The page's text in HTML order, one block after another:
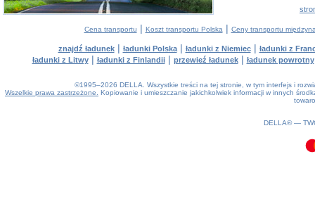
Cena transportu | Koszt transportu Polska | Ceny transportu
znajdź ładunek| ładunki Polska| ładunki z Niemiec| ładunki z
ładunki z Litwy| ładunki z Finlandii| przewieź ładunek| ładunek powrotny
©1995–2026 DELLA. Wszystkie treści na tej stronie, w tym interfejs i
Wszelkie prawa zastrzeżone.
Kopiowanie i umieszczanie jakichkolwiek informacji w innych
DELLA® —